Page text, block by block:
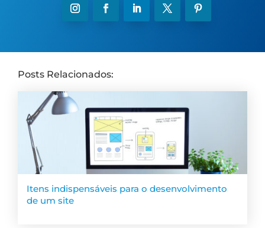
Posts Relacionados:
Itens indispensáveis para o desenvolvimento
de um site